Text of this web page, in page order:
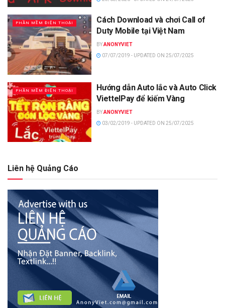
PHẦN MỀM ĐIỆN THOẠI
Cách Download và chơi Call of
Duty Mobile tại Việt Nam
BYANONYVIET
07/07/2019 - UPDATED ON 25/07/2025
PHẦN MỀM ĐIỆN THOẠI
Hướng dẫn Auto lắc và Auto Click
ViettelPay để kiếm Vàng
BYANONYVIET
03/02/2019 - UPDATED ON 25/07/2025
Liên hệ Quảng Cáo